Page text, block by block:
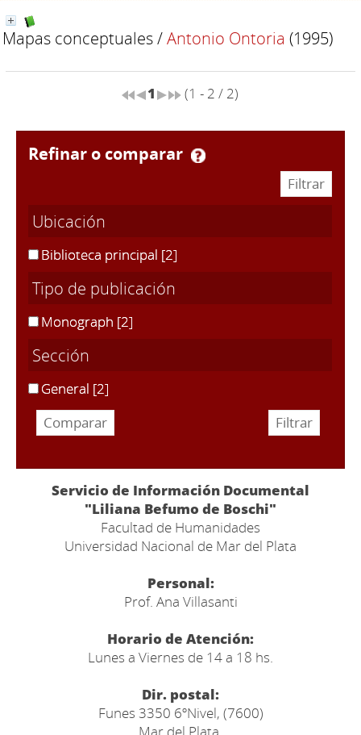
Mapas conceptuales/Antonio Ontoria (1995)
1 (1 - 2 / 2)
refinar o comparar
Ubicación
Biblioteca principal [2]
Tipo de publicación
Monograph [2]
Sección
General [2]
Servicio de Información Documental
"Liliana Befumo de Boschi"
Facultad de Humanidades
Universidad Nacional de Mar del Plata
Personal:
Prof. Ana Villasanti
Horario de Atención:
Lunes a Viernes de 14 a 18 hs.
Dir. postal:
Funes 3350 6ºNivel, (7600)